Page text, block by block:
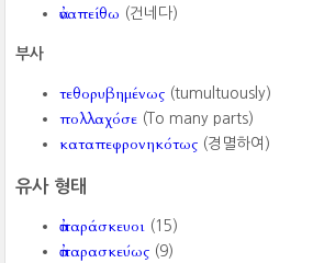
ἀναπείθω (건네다)
부사
τεθορυβημένως (tumultuously)
πολλαχόσε (To many parts)
καταπεφρονηκότως (경멸하여)
유사 형태
ἀπαράσκευοι (15)
ἀπαρασκεύως (9)